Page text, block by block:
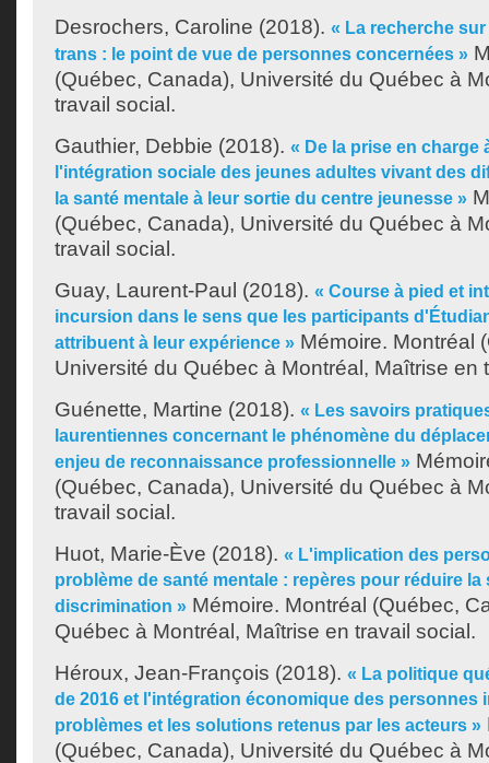
Desrochers, Caroline (2018). « La recherche
trans : le point de vue de personnes concernées »
(Québec, Canada), Université du Québec à
travail social.
Gauthier, Debbie (2018). « De la prise en charge
l'intégration sociale des jeunes adultes vivant des
la santé mentale à leur sortie du centre jeunesse »
(Québec, Canada), Université du Québec à
travail social.
Guay, Laurent-Paul (2018). « Course à pied et
incursion dans le sens que les participants
attribuent à leur expérience » Mémoire. Montréal
Université du Québec à Montréal, Maîtrise en
Guénette, Martine (2018). « Les savoirs
laurentiennes concernant le phénomène du
enjeu de reconnaissance professionnelle »
(Québec, Canada), Université du Québec à
travail social.
Huot, Marie-Ève (2018). « L'implication des
problème de santé mentale : repères pour réduire la
discrimination » Mémoire. Montréal (Québec,
Québec à Montréal, Maîtrise en travail social.
Héroux, Jean-François (2018). « La politique
de 2016 et l'intégration économique des personnes
problèmes et les solutions retenus par les acteurs »
(Québec, Canada), Université du Québec à